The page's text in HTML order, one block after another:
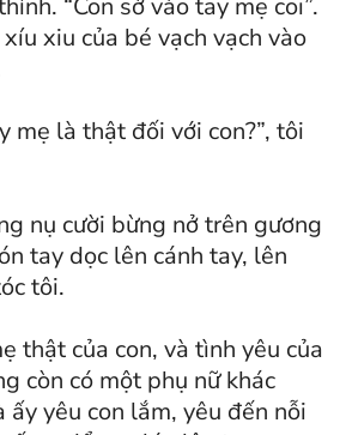
“Con sờ vào tay mẹ coi”.
xiu của bé vạch vạch vào
mẹ là thật đối với con?”, tôi
nụ cười bừng nở trên gương
tay dọc lên cánh tay, lên
tôi.
thật của con, và tình yêu của
còn có một phụ nữ khác
yêu con lắm, yêu đến nỗi